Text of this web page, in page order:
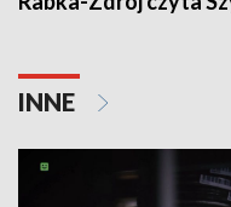
INNE